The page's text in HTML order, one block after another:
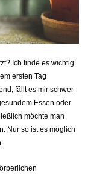
Ich finde es wichtig
ersten Tag
fällt es mir schwer
Essen oder
möchte man
Nur so ist es möglich